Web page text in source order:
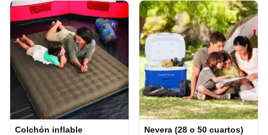
Colchón inflable Nevera (28 o 50 cuartos)